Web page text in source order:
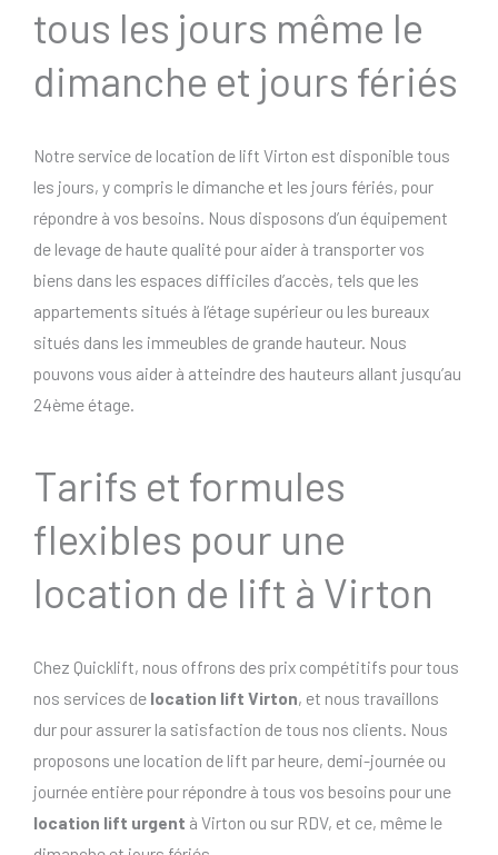
tous les jours même le
dimanche et jours fériés
Notre service de location de lift Virton est disponible tous
les jours, y compris le dimanche et les jours fériés, pour
répondre à vos besoins. Nous disposons d’un équipement
de levage de haute qualité pour aider à transporter vos
biens dans les espaces difficiles d’accès, tels que les
appartements situés à l’étage supérieur ou les bureaux
situés dans les immeubles de grande hauteur. Nous
pouvons vous aider à atteindre des hauteurs allant jusqu’au
24ème étage.
Tarifs et formules
flexibles pour une
location de lift à Virton
Chez Quicklift, nous offrons des prix compétitifs pour tous
nos services de location lift Virton, et nous travaillons
dur pour assurer la satisfaction de tous nos clients. Nous
proposons une location de lift par heure, demi-journée ou
journée entière pour répondre à tous vos besoins pour une
location lift urgent à Virton ou sur RDV, et ce, même le